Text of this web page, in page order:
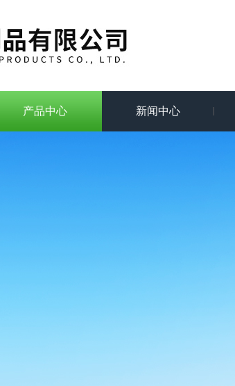
产品中心 新闻中心